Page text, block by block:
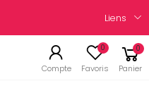
Liens
Compte
0
Favoris
0
Panier